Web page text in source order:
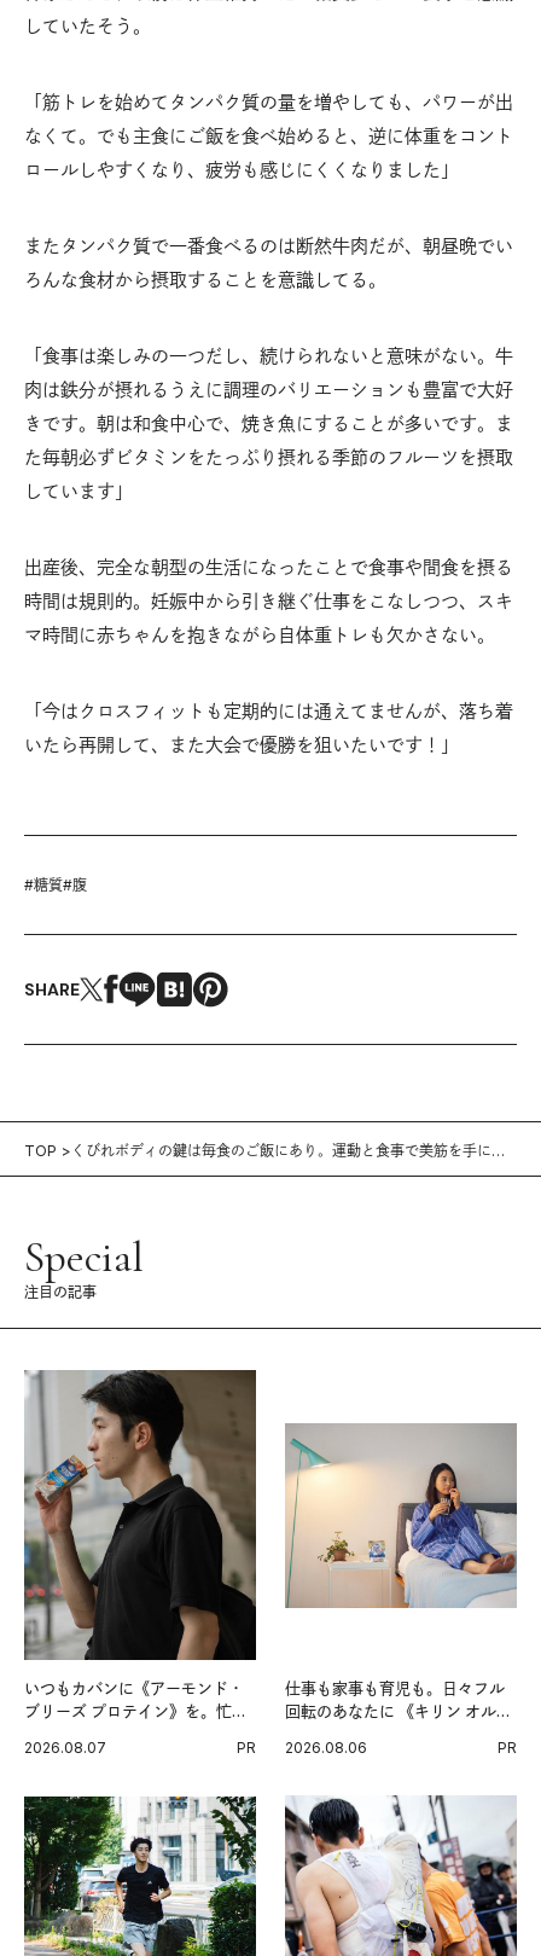
していたそう。
「筋トレを始めてタンパク質の量を増やしても、パワーが出
なくて。でも主食にご飯を食べ始めると、逆に体重をコント
ロールしやすくなり、疲労も感じにくくなりました」
またタンパク質で一番食べるのは断然牛肉だが、朝昼晩でい
ろんな食材から摂取することを意識してる。
「食事は楽しみの一つだし、続けられないと意味がない。牛
肉は鉄分が摂れるうえに調理のバリエーションも豊富で大好
きです。朝は和食中心で、焼き魚にすることが多いです。ま
た毎朝必ずビタミンをたっぷり摂れる季節のフルーツを摂取
しています」
出産後、完全な朝型の生活になったことで食事や間食を摂る
時間は規則的。妊娠中から引き継ぐ仕事をこなしつつ、スキ
マ時間に赤ちゃんを抱きながら自体重トレも欠かさない。
「今はクロスフィットも定期的には通えてませんが、落ち着
いたら再開して、また大会で優勝を狙いたいです！」
#糖質#腹
SHARE
TOP
くびれボディの鍵は毎食のご飯にあり。運動と食事で美筋を手にし
Special
注目の記事
いつもカバンに《アーモンド・
ブリーズ プロテイン》を。忙し
グ習慣。
2026.08.07 PR
仕事も家事も育児も。日々フル
回転のあなたに 《キリン オルニ
2026.08.06 PR